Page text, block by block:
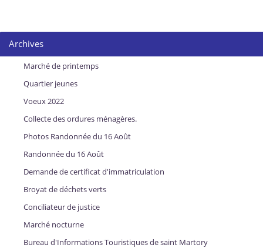
Archives
Marché de printemps
Quartier jeunes
Voeux 2022
Collecte des ordures ménagères.
Photos Randonnée du 16 Août
Randonnée du 16 Août
Demande de certificat d'immatriculation
Broyat de déchets verts
Conciliateur de justice
Marché nocturne
Bureau d'Informations Touristiques de saint Martory